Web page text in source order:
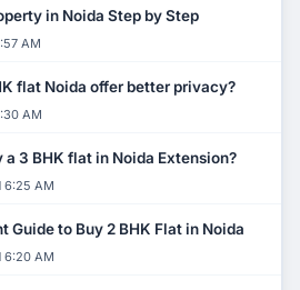
in Noida Step by Step
AM
flat Noida offer better privacy?
AM
a 3 BHK flat in Noida Extension?
6:25 AM
Guide to Buy 2 BHK Flat in Noida
6:20 AM